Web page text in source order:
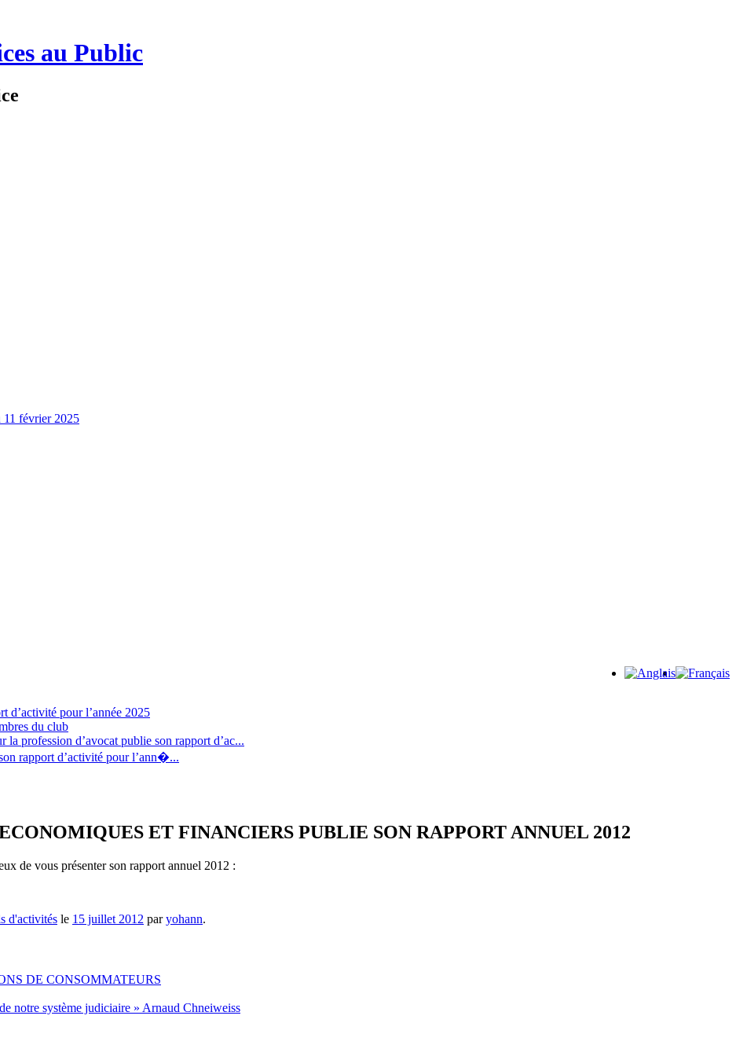
au Public
d’activité pour l’année 2025
du club
profession d’avocat publie son rapport d’ac...
rapport d’activité pour l’ann�...
ET FINANCIERS PUBLIE SON RAPPORT ANNUEL 2012
de vous présenter son rapport annuel 2012 :
d'activités le 15 juillet 2012 paryohann.
DE CONSOMMATEURS
notre système judiciaire » Arnaud Chneiweiss